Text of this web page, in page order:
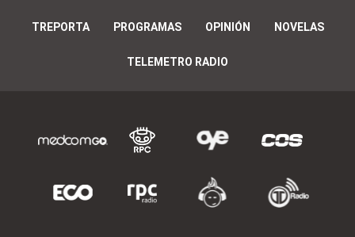
TREPORTA PROGRAMAS OPINIÓN NOVELAS
TELEMETRO RADIO